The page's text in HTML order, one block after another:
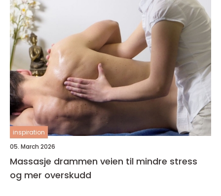
inspiration
05. March 2026
Massasje drammen veien til mindre stress
og mer overskudd